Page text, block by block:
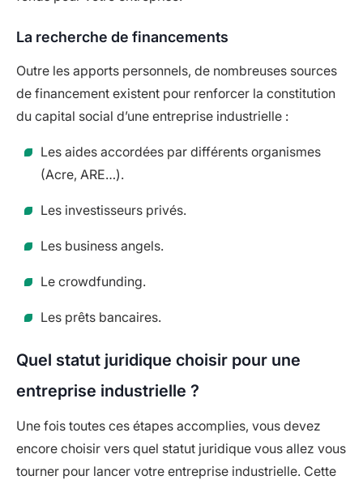
La recherche de financements
Outre les apports personnels, de nombreuses sources
de financement existent pour renforcer la constitution
du capital social d’une entreprise industrielle :
Les aides accordées par différents organismes
(Acre, ARE…).
Les investisseurs privés.
Les business angels.
Le crowdfunding.
Les prêts bancaires.
Quel statut juridique choisir pour une
entreprise industrielle ?
Une fois toutes ces étapes accomplies, vous devez
encore choisir vers quel statut juridique vous allez vous
tourner pour lancer votre entreprise industrielle. Cette